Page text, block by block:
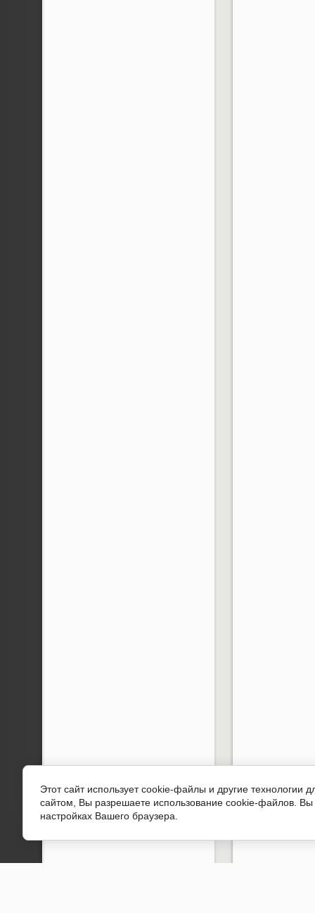
Этот сайт использует cookie-файлы и другие технологии
сайтом, Вы разрешаете использование cookie-файлов.
настройках Вашего браузера.